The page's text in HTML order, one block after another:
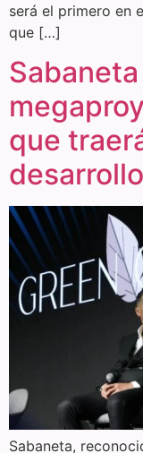
será el primero en
que […]
que
desarrollo
Sabaneta,